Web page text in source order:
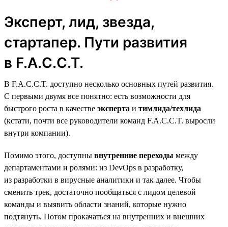
Эксперт, лид, звезда,
стартапер. Пути развития
в F.A.C.C.T.
В F.A.C.C.T. доступно несколько основных путей развития.
С первыми двумя все понятно: есть возможности для
быстрого роста в качестве эксперта и тимлида/техлида
(кстати, почти все руководители команд F.A.C.C.T. выросли
внутри компании).
Помимо этого, доступны внутренние переходы между
департаментами и ролями: из DevOps в разработку,
из разработки в вирусные аналитики и так далее. Чтобы
сменить трек, достаточно пообщаться с лидом целевой
команды и выявить области знаний, которые нужно
подтянуть. Потом прокачаться на внутренних и внешних